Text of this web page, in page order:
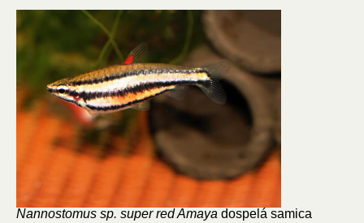
Nannostomus sp. super red Amaya dospelá samica